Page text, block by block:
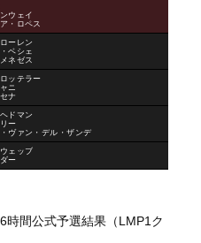
ウェイ
・ロペス
ーレン
ベシェ
ネゼス
ッテラー
ニ
ナ
ドマン
ー
ヴァン・デル・ザンデ
ェッブ
ー
時間公式予選結果（LMP1ク